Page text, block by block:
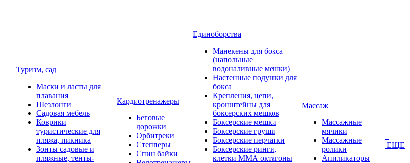
Туризм, сад
Маски и ласты для
плавания
Шезлонги
Садовая мебель
Коврики
туристические для
пляжа, пикника
Зонты садовые и
пляжные, тенты-
Кардиотренажеры
Беговые
дорожки
Орбитреки
Степперы
Спин байки
Единоборства
Манекены для бокса
(напольные
водоналивные мешки)
Настенные подушки для
бокса
Крепления, цепи,
кронштейны для
боксерских мешков
Боксерские мешки
Боксерские груши
Боксерские перчатки
Боксерские ринги,
клетки ММА октагоны
Массаж
Массажные
мячики
Массажные
ролики
Аппликаторы
+
ЕЩЕ